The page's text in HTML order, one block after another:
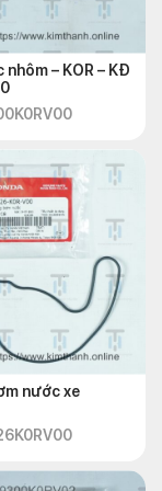
nhôm – KOR – KĐ
nước xe